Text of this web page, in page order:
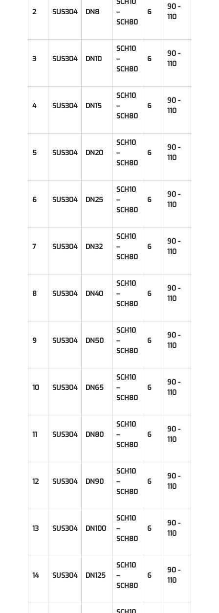
2 SUS304 DN8
–
SCH80
6
90 -
110
3 SUS304 DN10
SCH10
–
SCH80
6
90 -
110
4 SUS304 DN15
SCH10
–
SCH80
6
90 -
110
5 SUS304 DN20
SCH10
–
SCH80
6
90 -
110
6 SUS304 DN25
SCH10
–
SCH80
6
90 -
110
7 SUS304 DN32
SCH10
–
SCH80
6
90 -
110
8 SUS304 DN40
SCH10
–
SCH80
6
90 -
110
9 SUS304 DN50
SCH10
–
SCH80
6
90 -
110
10 SUS304 DN65
SCH10
–
SCH80
6
90 -
110
11 SUS304 DN80
SCH10
–
SCH80
6
90 -
110
12 SUS304 DN90
SCH10
–
SCH80
6
90 -
110
13 SUS304 DN100
SCH10
–
SCH80
6
90 -
110
14 SUS304 DN125
SCH10
–
SCH80
6
90 -
110